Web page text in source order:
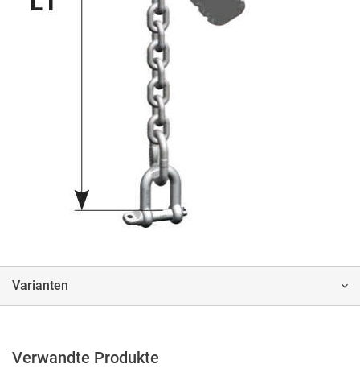
Varianten
Verwandte Produkte